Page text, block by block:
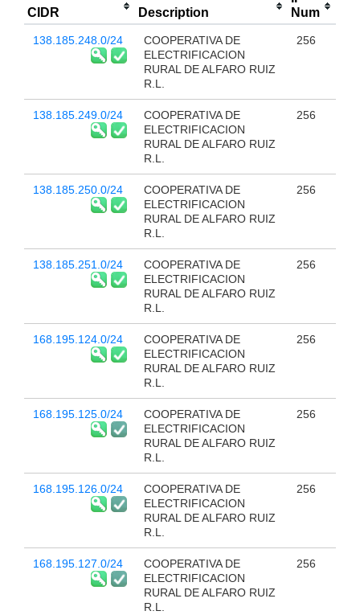
CIDR Description
Num
138.185.248.0/24
COOPERATIVA DE
ELECTRIFICACION
RURAL DE ALFARO RUIZ
R.L.
256
138.185.249.0/24
COOPERATIVA DE
ELECTRIFICACION
RURAL DE ALFARO RUIZ
R.L.
256
138.185.250.0/24
COOPERATIVA DE
ELECTRIFICACION
RURAL DE ALFARO RUIZ
R.L.
256
138.185.251.0/24
COOPERATIVA DE
ELECTRIFICACION
RURAL DE ALFARO RUIZ
R.L.
256
168.195.124.0/24
COOPERATIVA DE
ELECTRIFICACION
RURAL DE ALFARO RUIZ
R.L.
256
168.195.125.0/24
COOPERATIVA DE
ELECTRIFICACION
RURAL DE ALFARO RUIZ
R.L.
256
168.195.126.0/24
COOPERATIVA DE
ELECTRIFICACION
RURAL DE ALFARO RUIZ
R.L.
256
168.195.127.0/24
COOPERATIVA DE
ELECTRIFICACION
RURAL DE ALFARO RUIZ
R.L.
256